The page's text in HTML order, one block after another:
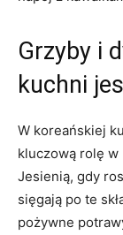
Grzyby i
kuchni
W koreańskiej
kluczową rolę
Jesienią, gdy
sięgają⁤ po te
pożywne